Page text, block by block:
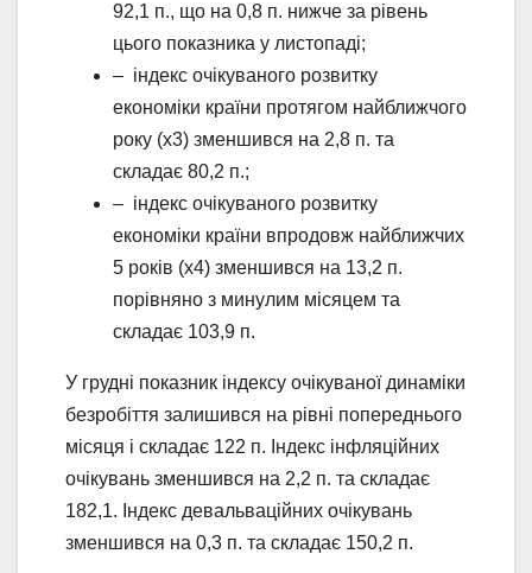
92,1 п., що на 0,8 п. нижче за рівень
цього показника у листопаді;
– індекс очікуваного розвитку
економіки країни протягом найближчого
року (х3) зменшився на 2,8 п. та
складає 80,2 п.;
– індекс очікуваного розвитку
економіки країни впродовж найближчих
5 років (х4) зменшився на 13,2 п.
порівняно з минулим місяцем та
складає 103,9 п.
У грудні показник індексу очікуваної динаміки
безробіття залишився на рівні попереднього
місяця і складає 122 п. Індекс інфляційних
очікувань зменшився на 2,2 п. та складає
182,1. Індекс девальваційних очікувань
зменшився на 0,3 п. та складає 150,2 п.